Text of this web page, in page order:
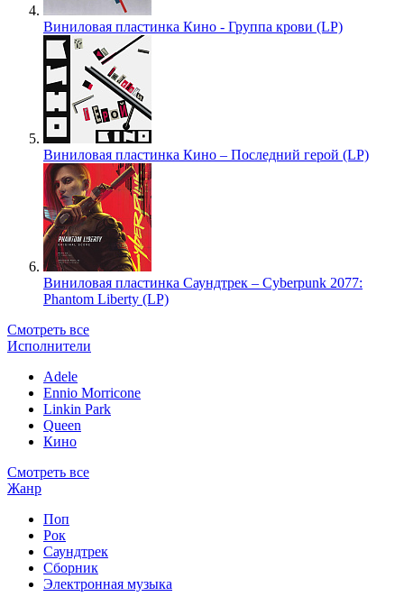
Виниловая пластинка Кино - Группа крови (LP)
Виниловая пластинка Кино – Последний герой (LP)
Виниловая пластинка Саундтрек – Cyberpunk 2077:
Phantom Liberty (LP)
Смотреть все
Исполнители
Adele
Ennio Morricone
Linkin Park
Queen
Кино
Смотреть все
Жанр
Поп
Рок
Саундтрек
Сборник
Электронная музыка